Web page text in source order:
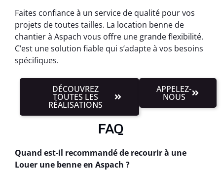
Faites confiance à un service de qualité pour vos
projets de toutes tailles. La location benne de
chantier à Aspach vous offre une grande flexibilité.
C’est une solution fiable qui s’adapte à vos besoins
spécifiques.
DÉCOUVREZ
TOUTES LES
RÉALISATIONS
APPELEZ-
NOUS
FAQ
Quand est-il recommandé de recourir à une
Louer une benne en Aspach ?